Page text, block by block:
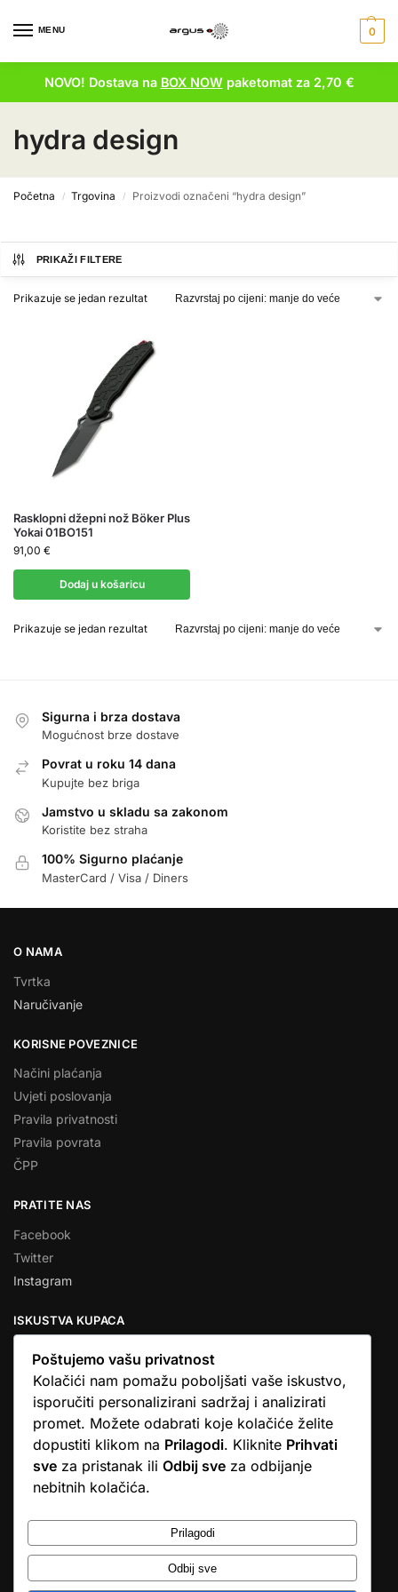
MENU 0
NOVO! Dostava na BOX NOWpaketomat za 2,70 €
hydra design
Početna / Trgovina / Proizvodi označeni “hydra design”
PRIKAŽI FILTERE
Prikazuje se jedan rezultat
Rasklopni džepni nož Böker Plus
Yokai 01BO151
91,00 €
Dodaj u košaricu
Prikazuje se jedan rezultat
Sigurna i brza dostava
Mogućnost brze dostave
Povrat u roku 14 dana
Kupujte bez briga
Jamstvo u skladu sa zakonom
Koristite bez straha
100% Sigurno plaćanje
MasterCard / Visa / Diners
O NAMA
Tvrtka
Naručivanje
KORISNE POVEZNICE
Načini plaćanja
Uvjeti poslovanja
Pravila privatnosti
Pravila povrata
ČPP
PRATITE NAS
Facebook
Twitter
Instagram
ISKUSTVA KUPACA
★★★★★
… Ono što me se dojmilo je ljudski pristup i njihova briga da
dobijem što sam naručio. U većini web shopova nitko vas ne
zove, samo otkažu narudžbu. …
Stjepan D.M.
© Argus elektronika d.o.o.
Poštujemo vašu privatnost
Kolačići nam pomažu poboljšati vaše iskustvo,
isporučiti personalizirani sadržaj i analizirati
promet. Možete odabrati koje kolačiće želite
dopustiti klikom na Prilagodi. Kliknite Prihvati
sve za pristanak ili Odbij sve za odbijanje
nebitnih kolačića.
Prilagodi
Odbij sve